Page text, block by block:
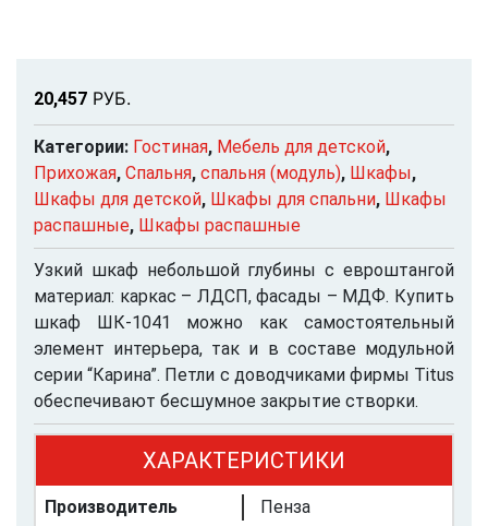
20,457 РУБ.
Категории: Гостиная, Мебель для детской,
Прихожая, Спальня, спальня (модуль), Шкафы,
Шкафы для детской, Шкафы для спальни, Шкафы
распашные, Шкафы распашные
Узкий шкаф небольшой глубины с евроштангой
материал: каркас – ЛДСП, фасады – МДФ. Купить
шкаф ШК-1041 можно как самостоятельный
элемент интерьера, так и в составе модульной
серии “Карина”. Петли с доводчиками фирмы Titus
обеспечивают бесшумное закрытие створки.
ХАРАКТЕРИСТИКИ
Производитель Пенза